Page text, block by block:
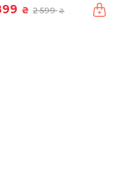
₴ 2 599₴